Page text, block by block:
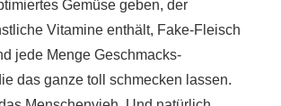
Gemüse geben, der
Vitamine enthält, Fake-Fleisch
jede Menge Geschmacks-
das ganze toll schmecken lassen.